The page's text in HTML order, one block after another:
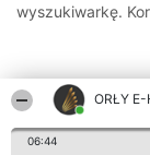
ORŁY
06:44
wyszukiwarkę.